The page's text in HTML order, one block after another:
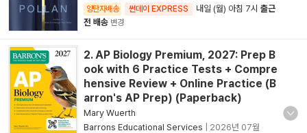
양탄자배송 썬데이 EXPRESS 내일 (월) 아침 7시 출근
전 배송 변경
2. AP Biology Premium, 2027: Prep B
ook with 6 Practice Tests + Compre
hensive Review + Online Practice (B
arron's AP Prep) (Paperback)
Mary Wuerth
Barrons Educational Services
2026년 07월